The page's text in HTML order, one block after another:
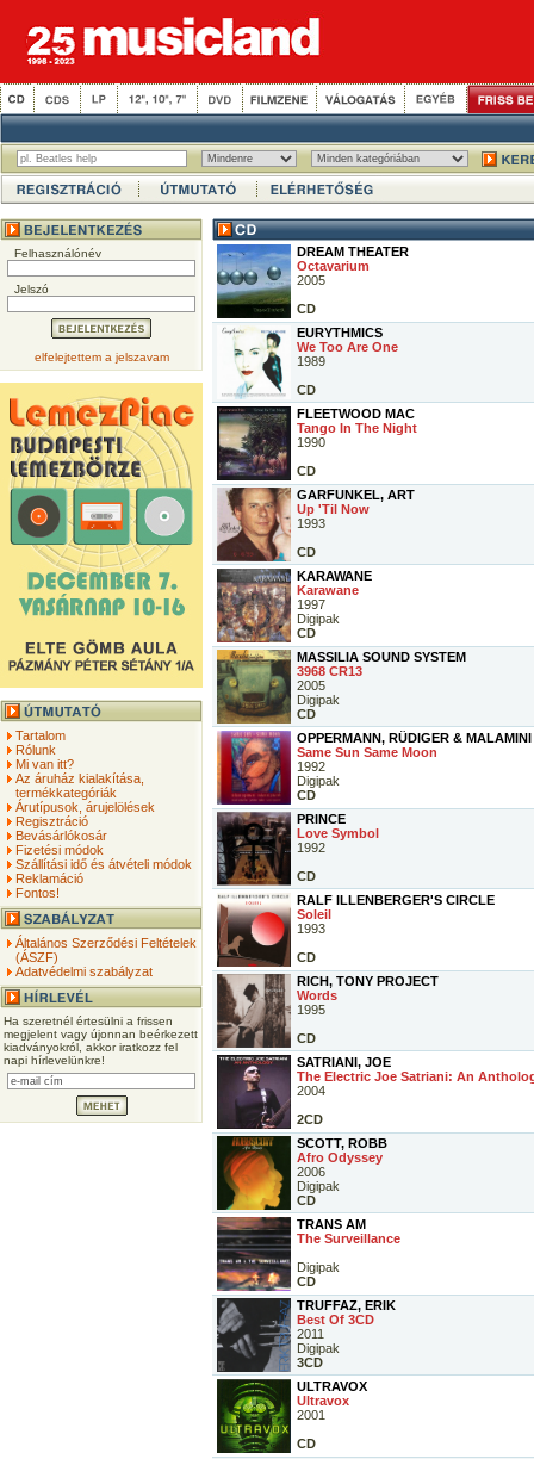
Felhasználónév
Jelszó
elfelejtettem a jelszavam
Tartalom
Rólunk
Mi van itt?
Az áruház kialakítása,
termékkategóriák
Árutípusok, árujelölések
Regisztráció
Bevásárlókosár
Fizetési módok
Szállítási idő és átvételi módok
Reklamáció
Fontos!
Általános Szerződési Feltételek
(ÁSZF)
Adatvédelmi szabályzat
Ha szeretnél értesülni a frissen
megjelent vagy újonnan beérkezett
kiadványokról, akkor iratkozz fel
napi hírlevelünkre!
DREAM THEATER
Octavarium
2005
CD
EURYTHMICS
We Too Are One
1989
CD
FLEETWOOD MAC
Tango In The Night
1990
CD
GARFUNKEL, ART
Up 'Til Now
1993
CD
KARAWANE
Karawane
1997
Digipak
CD
MASSILIA SOUND SYSTEM
3968 CR13
2005
Digipak
CD
OPPERMANN, RÜDIGER &
Same Sun Same Moon
1992
Digipak
CD
PRINCE
Love Symbol
1992
CD
RALF ILLENBERGER'S CIRCLE
Soleil
1993
CD
RICH, TONY PROJECT
Words
1995
CD
SATRIANI, JOE
The Electric Joe Satriani: An
2004
2CD
SCOTT, ROBB
Afro Odyssey
2006
Digipak
CD
TRANS AM
The Surveillance
Digipak
CD
TRUFFAZ, ERIK
Best Of 3CD
2011
Digipak
3CD
ULTRAVOX
Ultravox
2001
CD